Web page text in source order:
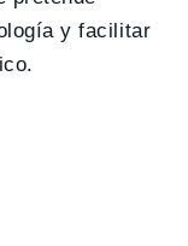
y facilitar